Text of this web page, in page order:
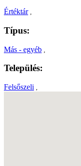
Értéktár ,
Típus:
Más - egyéb
Település:
Felsőszeli